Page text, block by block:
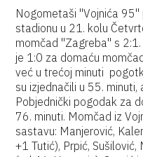
Nogometaši "Vojnića 95"
stadionu u 21. kolu
momčad "Zagreba" s
je 1:0 za domaću
već u trećoj minuti
su izjednačili u 55.
Pobjednički pogodak za
76. minuti. Momčad iz
sastavu: Manjerović,
+1 Tutić), Prpić,